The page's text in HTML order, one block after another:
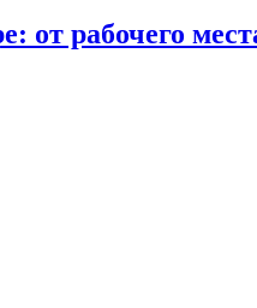
от рабочего